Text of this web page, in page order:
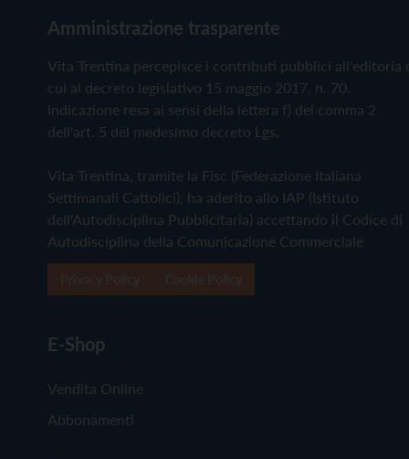
Amministrazione trasparente
Vita Trentina percepisce i contributi pubblici all'editoria
cui al decreto legislativo 15 maggio 2017, n. 70.
Indicazione resa ai sensi della lettera f) del comma 2
dell'art. 5 del medesimo decreto Lgs.
Vita Trentina, tramite la Fisc (Federazione Italiana
Settimanali Cattolici), ha aderito allo IAP (Istituto
dell'Autodisciplina Pubblicitaria) accettando il Codice di
Autodisciplina della Comunicazione Commerciale
E-Shop
Vendita Online
Abbonamenti